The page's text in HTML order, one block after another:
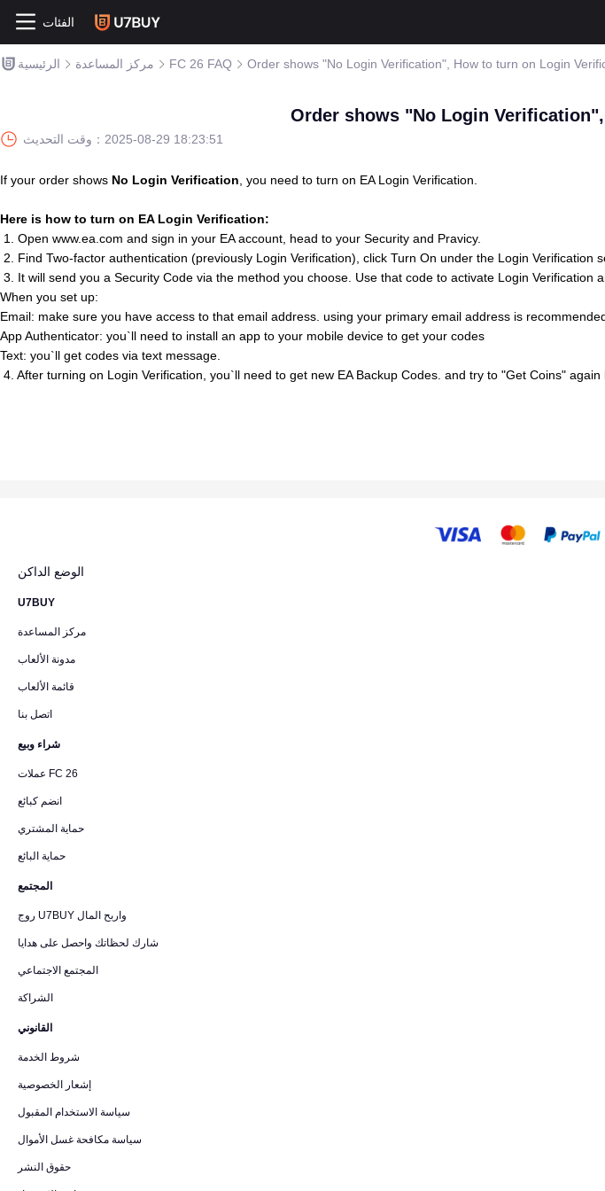
الفئات
الرئيسية مركز المساعدة FC 26 FAQ Order shows "No Login Verification", How to turn on Login
Order shows "No Login
وقت التحديث： 2025-08-29 18:23:51
If your order shows No Login Verification , you need to turn on EA Login Verification.
Here is how to turn on EA Login Verification:
1. Open www.ea.com and sign in your EA account, head to your Security and Pravicy.
2. Find Two-factor authentication (previously Login Verification), click Turn On under the Login Verification
3. It will send you a Security Code via the method you choose. Use that code to activate Login Verification
When you set up:
Email: make sure you have access to that email address. using your primary email address is
App Authenticator: you`ll need to install an app to your mobile device to get your codes
Text: you`ll get codes via text message.
4. After turning on Login Verification, you`ll need to get new EA Backup Codes. and try to "Get Coins" again
الوضع الداكن
U7BUY
مركز المساعدة
مدونة الألعاب
قائمة الألعاب
اتصل بنا
شراء وبيع
عملات FC 26
انضم كبائع
حماية المشتري
حماية البائع
المجتمع
روج U7BUY واربح المال
شارك لحظاتك واحصل على هدايا
المجتمع الاجتماعي
الشراكة
القانوني
شروط الخدمة
إشعار الخصوصية
سياسة الاستخدام المقبول
سياسة مكافحة غسل الأموال
حقوق النشر